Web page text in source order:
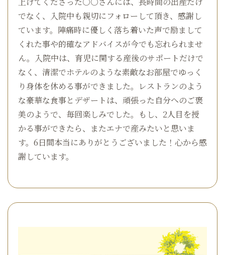
でなく、入院中も親切にフォローして頂き、感謝し
ています。陣痛時に優しく落ち着いた声で励まして
くれた事や的確なアドバイスが今でも忘れられませ
ん。入院中は、育児に関する産後のサポートだけで
なく、清潔でホテルのような素敵なお部屋でゆっく
り身体を休める事ができました。レストランのよう
な豪華な食事とデザートは、頑張った自分へのご褒
美のようで、毎回楽しみでした。もし、2人目を授
かる事ができたら、またエナで産みたいと思いま
す。6日間本当にありがとうございました！心から感
謝しています。